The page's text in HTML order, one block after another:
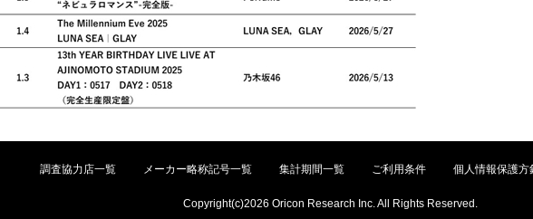
調査協力店一覧 メーカー略称記号一覧 集計期間一覧 ご利用条件 個人情報保護方
Copyright(c)2026 Oricon Research Inc. All Rights Reserved.